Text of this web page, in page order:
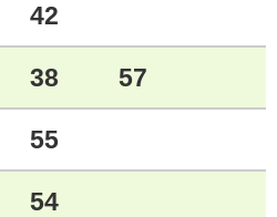
42
38 57
55
54